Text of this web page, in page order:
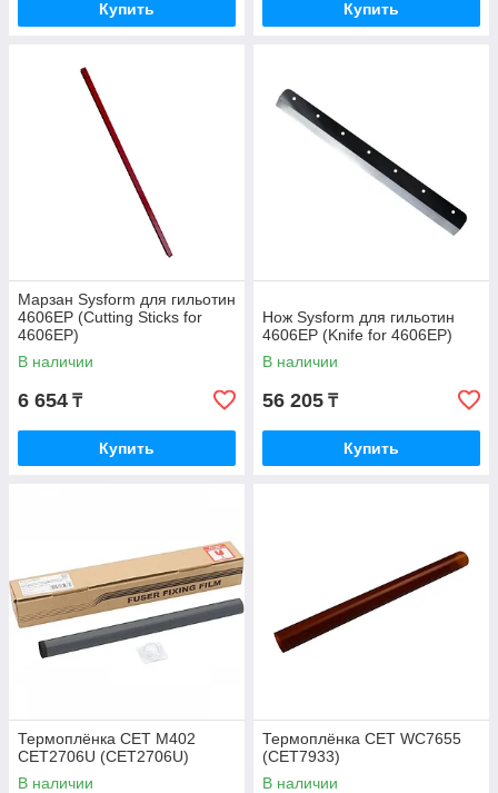
Купить Купить
Марзан Sysform для гильотин
4606EP (Cutting Sticks for
4606EP)
В наличии
6 654 ₸
Купить
Нож Sysform для гильотин
4606EP (Knife for 4606EP)
В наличии
56 205 ₸
Купить
Термоплёнка CET M402
CET2706U (CET2706U)
В наличии
Термоплёнка CET WC7655
(CET7933)
В наличии